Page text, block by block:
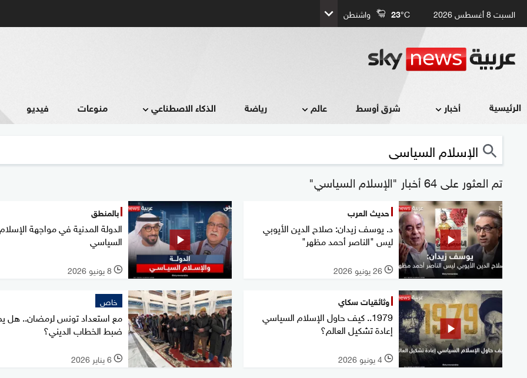
السبت 8 أغسطس 2026 23°C واشنطن
الرئيسية أخبار شرق أوسط عالم رياضة الذكاء الاصطناعي منوعات فيديو
تم العثور على 64 أخبار "الإسلام السياسي"
حديث العرب
د. يوسف زيدان: صلاح الدين الأيوبي
ليس "الناصر أحمد مظهر"
l 26 يونيو 2026
بالمنطق
الدولة المدنية في مواجهة الإسلام
السياسي
l 8 يونيو 2026
وثائقيات سكاي
1979.. كيف حاول الإسلام السياسي
إعادة تشكيل العالم؟
l 4 يونيو 2026
خاص
مع استعداد تونس لرمضان.. هل
ضبط الخطاب الديني؟
l 6 يناير 2026